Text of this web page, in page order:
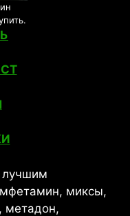
лучшим
миксы,
метадон,